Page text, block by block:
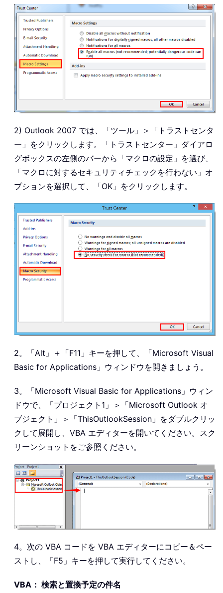
2) Outlook 2007 では、「ツール」＞「トラストセンタ
ー」をクリックします。「トラストセンター」ダイアロ
グボックスの左側のバーから「マクロの設定」を選び、
「マクロに対するセキュリティチェックを行わない」オ
プションを選択して、「OK」をクリックします。
2。「Alt」＋「F11」キーを押して、「Microsoft Visual
Basic for Applications」ウィンドウを開きましょう。
3。「Microsoft Visual Basic for Applications」ウィン
ドウで、「プロジェクト1」＞「Microsoft Outlook オ
ブジェクト」＞「ThisOutlookSession」をダブルクリッ
クして展開し、VBA エディターを開いてください。スク
リーンショットをご参照ください。
4。次の VBA コードを VBA エディターにコピー＆ペー
ストし、「F5」キーを押して実行してください。
VBA： 検索と置換予定の件名